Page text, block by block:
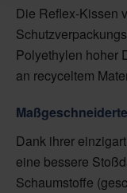
Die Reflex-Kissen
Polyethylen hoher
an recyceltem
Dank ihrer
eine bessere
Schaumstoffe